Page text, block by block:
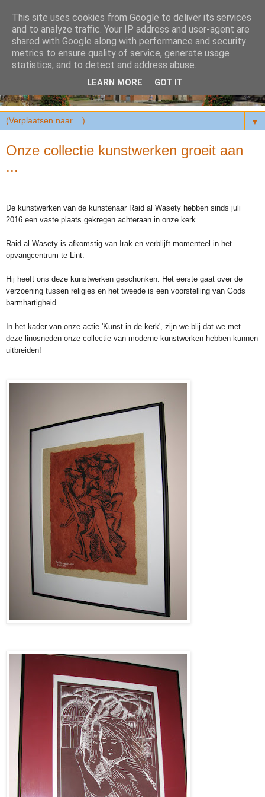
▼
Onze collectie kunstwerken groeit aan
...
De kunstwerken van de kunstenaar Raid al Wasety hebben sinds juli
2016 een vaste plaats gekregen achteraan in onze kerk.
Raid al Wasety is afkomstig van Irak en verblijft momenteel in het
opvangcentrum te Lint.
Hij heeft ons deze kunstwerken geschonken. Het eerste gaat over de
verzoening tussen religies en het tweede is een voorstelling van Gods
barmhartigheid.
In het kader van onze actie 'Kunst in de kerk', zijn we blij dat we met
deze linosneden onze collectie van moderne kunstwerken hebben kunnen
uitbreiden!
This site uses cookies from Google to deliver its services
and to analyze traffic. Your IP address and user-agent are
shared with Google along with performance and security
metrics to ensure quality of service, generate usage
statistics, and to detect and address abuse.
LEARN MORE GOT IT